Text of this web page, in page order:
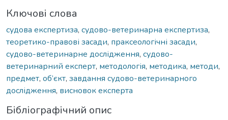
Ключові слова
судова експертиза, судово-ветеринарна експертиза,
теоретико-правові засади, праксеологічні засади,
судово-ветеринарне дослідження, судово-
ветеринарний експерт, методологія, методика, методи,
предмет, об’єкт, завдання судово-ветеринарного
дослідження, висновок експерта
Бібліографічний опис